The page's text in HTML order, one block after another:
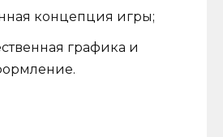
концепция игры;
графика и